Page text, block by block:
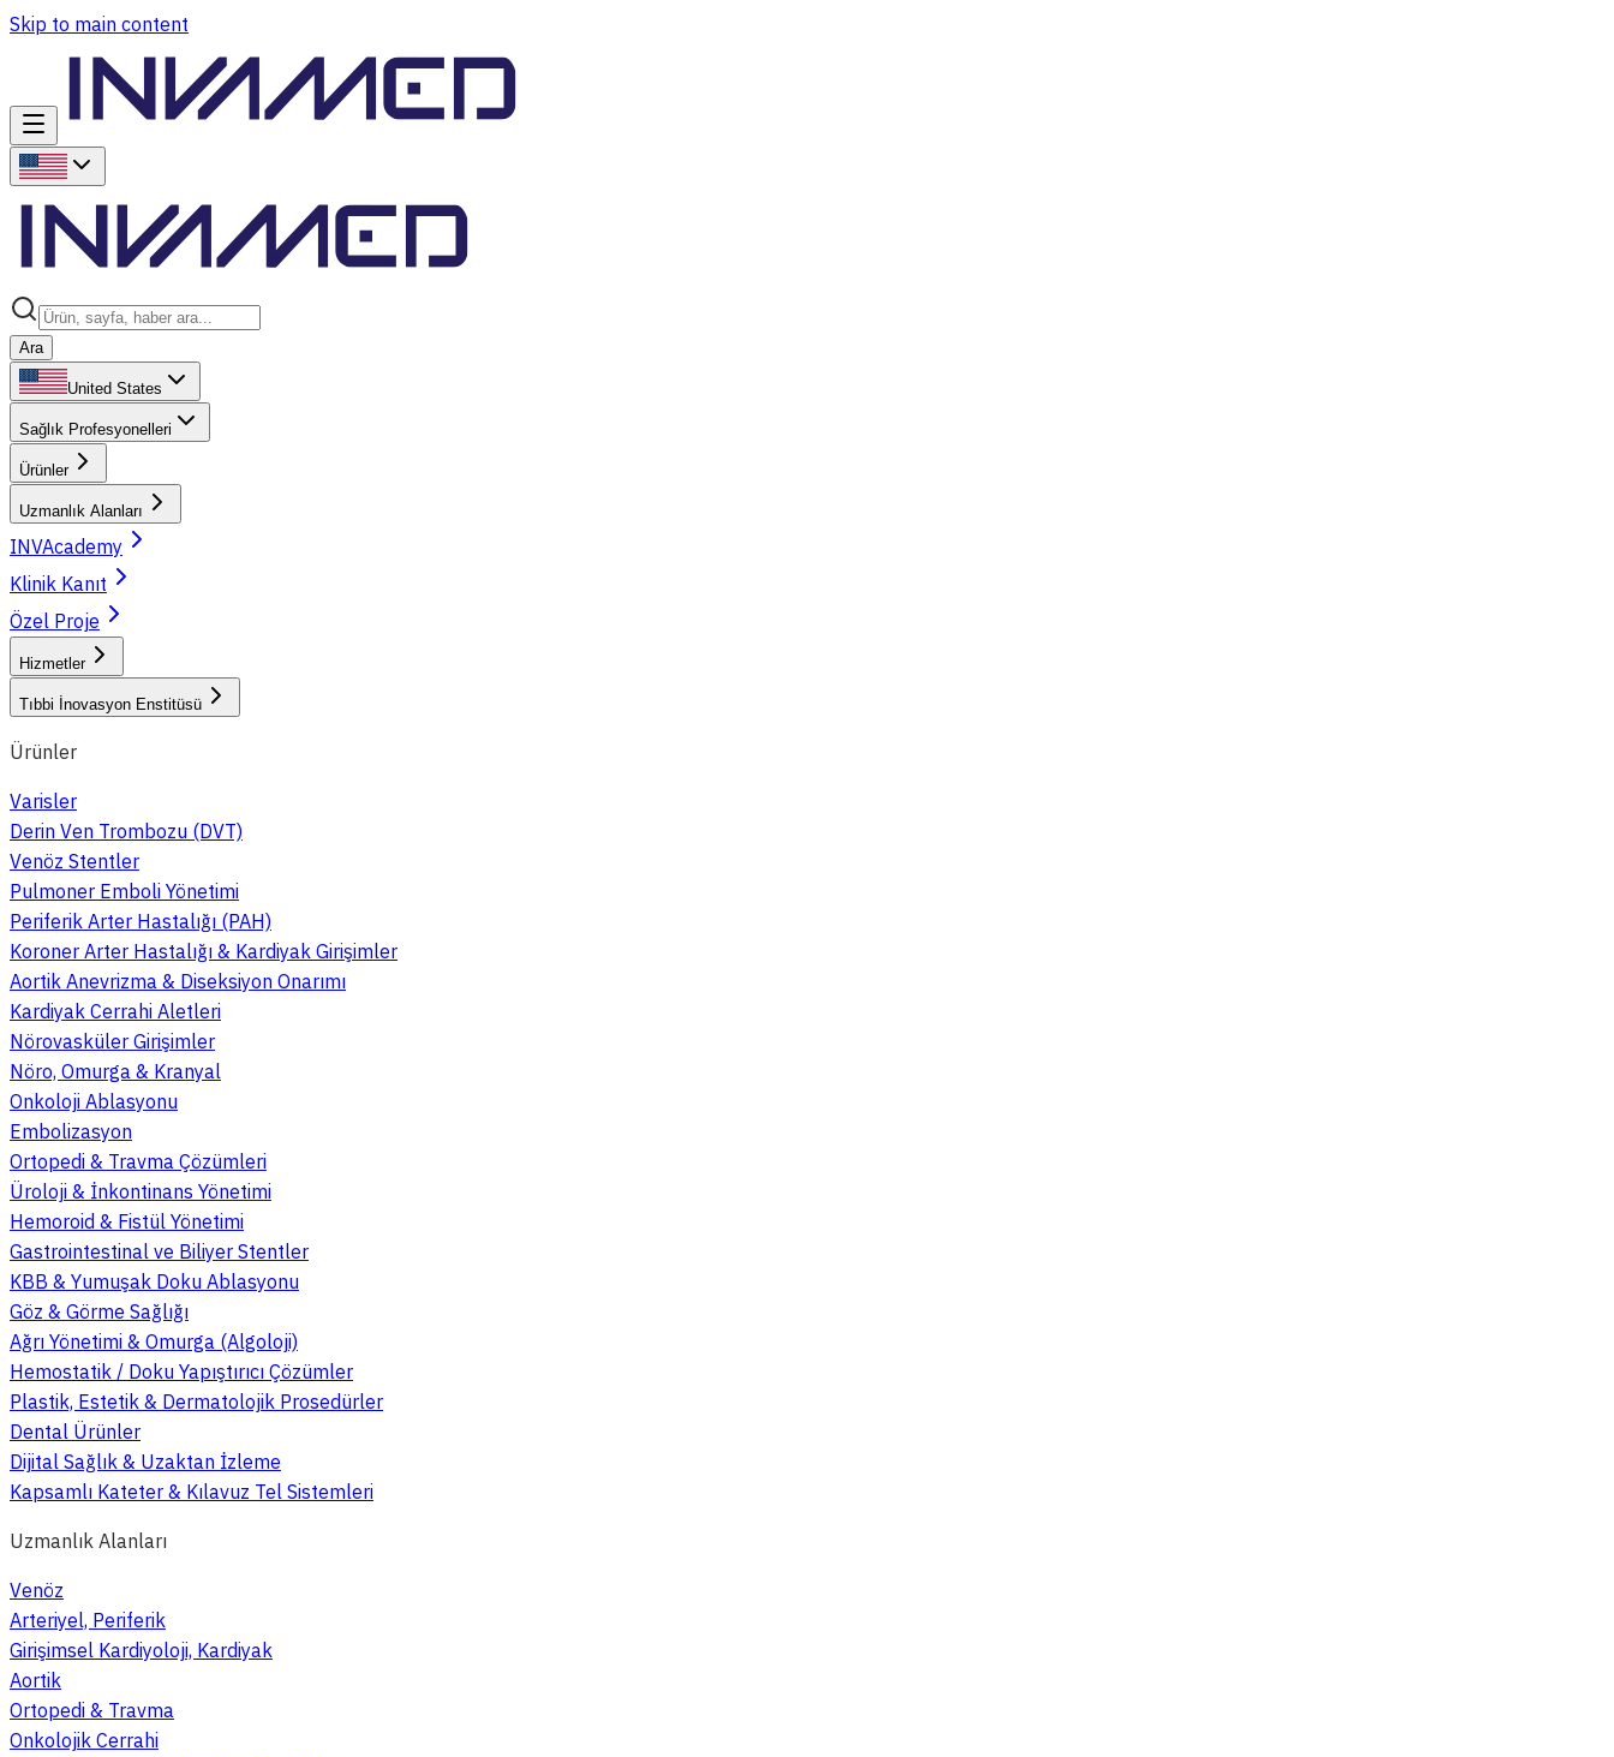
Skip to main content
Ara
United States
Sağlık Profesyonelleri
Ürünler
Uzmanlık Alanları
INVAcademy
Klinik Kanıt
Özel Proje
Hizmetler
Tıbbi İnovasyon Enstitüsü
Ürünler
Varisler
Derin Ven Trombozu (DVT)
Venöz Stentler
Pulmoner Emboli Yönetimi
Periferik Arter Hastalığı (PAH)
Koroner Arter Hastalığı & Kardiyak Girişimler
Aortik Anevrizma & Diseksiyon Onarımı
Kardiyak Cerrahi Aletleri
Nörovasküler Girişimler
Nöro, Omurga & Kranyal
Onkoloji Ablasyonu
Embolizasyon
Ortopedi & Travma Çözümleri
Üroloji & İnkontinans Yönetimi
Hemoroid & Fistül Yönetimi
Gastrointestinal ve Biliyer Stentler
KBB & Yumuşak Doku Ablasyonu
Göz & Görme Sağlığı
Ağrı Yönetimi & Omurga (Algoloji)
Hemostatik / Doku Yapıştırıcı Çözümler
Plastik, Estetik & Dermatolojik Prosedürler
Dental Ürünler
Dijital Sağlık & Uzaktan İzleme
Kapsamlı Kateter & Kılavuz Tel Sistemleri
Uzmanlık Alanları
Venöz
Arteriyel, Periferik
Girişimsel Kardiyoloji, Kardiyak
Aortik
Ortopedi & Travma
Onkolojik Cerrahi